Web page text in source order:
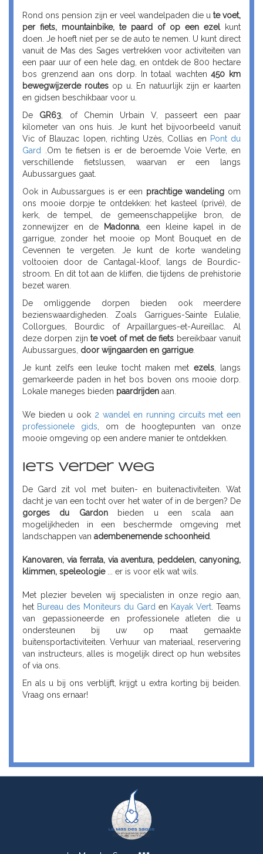
Rond ons pension zijn er veel wandelpaden die u te voet,
per fiets, mountainbike, te paard of op een ezel kunt
doen. Je hoeft niet per se de auto te nemen. U kunt direct
vanuit de Mas des Sages vertrekken voor activiteiten van
een paar uur of een hele dag, en ontdek de 800 hectare
bos grenzend aan ons dorp. In totaal wachten450 km
bewegwijzerde routes op u. En natuurlijk zijn er kaarten
en gidsen beschikbaar voor u.
De GR63 , of Chemin Urbain V, passeert een paar
kilometer van ons huis. Je kunt het bijvoorbeeld vanuit
Vic of Blauzac lopen, richting Uzès, Collias en Pont du
Gard
.Om te fietsen is er de beroemde Voie Verte, en
verschillende fietslussen, waarvan er een langs
Aubussargues gaat.
Ook in Aubussargues is er een prachtige wandeling om
ons mooie dorpje te ontdekken: het kasteel (privé), de
kerk, de tempel, de gemeenschappelijke bron, de
zonnewijzer en de
Madonna , een kleine kapel in de
garrigue, zonder het mooie op Mont Bouquet en de
Cevennen te vergeten. Je kunt de korte wandeling
voltooien door de Cantagal-kloof, langs de Bourdic-
stroom. En dit tot aan de kliffen, die tijdens de prehistorie
bezet waren.
De omliggende dorpen bieden ook meerdere
bezienswaardigheden. Zoals Garrigues-Sainte Eulalie,
Collorgues, Bourdic of Arpaillargues-et-Aureillac. Al
deze dorpen zijn te voet of met de fiets bereikbaar vanuit
Aubussargues, door wijngaarden en garrigue.
Je kunt zelfs een leuke tocht maken met ezels, langs
gemarkeerde paden in het bos boven ons mooie dorp.
Lokale maneges bieden paardrijden aan.
We bieden u ook 2 wandel en running circuits met een
professionele gids , om de hoogtepunten van onze
mooie omgeving op een andere manier te ontdekken.
Iets verder weg
De Gard zit vol met buiten- en buitenactiviteiten. Wat
dacht je van een tocht over het water of in de bergen? De
gorges du Gardonbieden u een scala aan
mogelijkheden in een beschermde omgeving met
landschappen van adembenemende schoonheid
Kanovaren, via ferrata, via aventura, peddelen, canyoning,
klimmen, speleologie... er is voor elk wat wils.
Met plezier bevelen wij specialisten in onze regio aan,
het Bureau des Moniteurs du Gard en Kayak Vert . Teams
van gepassioneerde en professionele atleten die u
ondersteunen bij uw op maat gemaakte
buitensportactiviteiten. Verhuur van materiaal, reservering
van instructeurs, alles is mogelijk direct op hun websites
of via ons.
En als u bij ons verblijft, krijgt u extra korting bij beiden.
Vraag ons ernaar!